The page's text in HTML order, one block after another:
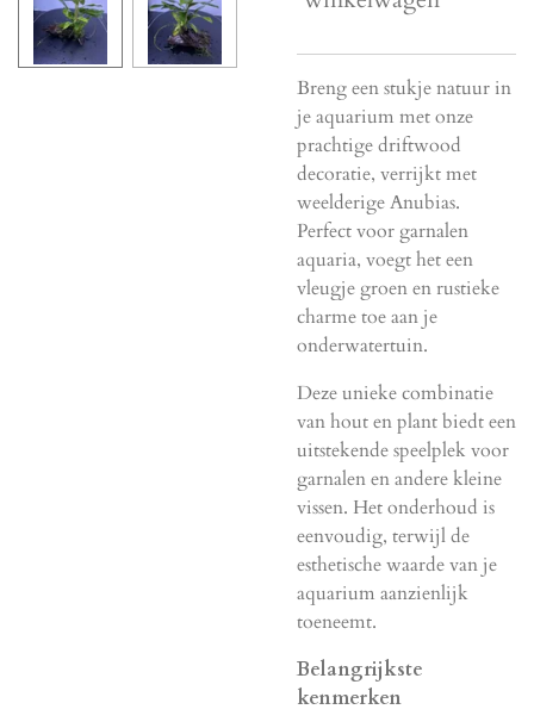
Breng een stukje natuur in
je aquarium met onze
prachtige driftwood
decoratie, verrijkt met
weelderige Anubias.
Perfect voor garnalen
aquaria, voegt het een
vleugje groen en rustieke
charme toe aan je
onderwatertuin.
Deze unieke combinatie
van hout en plant biedt een
uitstekende speelplek voor
garnalen en andere kleine
vissen. Het onderhoud is
eenvoudig, terwijl de
esthetische waarde van je
aquarium aanzienlijk
toeneemt.
Belangrijkste
kenmerken